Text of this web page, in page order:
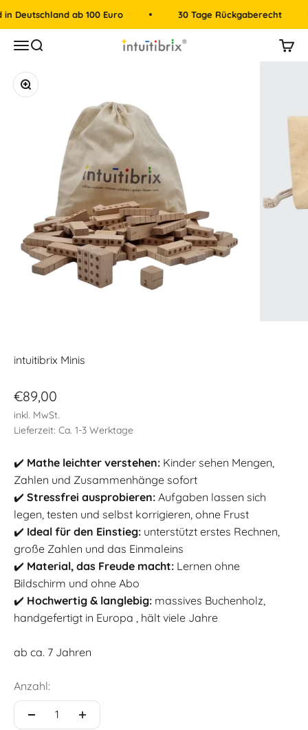
Zum Inhalt springen
ab 100 Euro 30 Tage Rückgaberecht
MenüSuche intuitibrix.ch | Spielend Mathe lernen
Mein
Bild vergrößern
intuitibrix Minis
Angebot
€89,00
inkl. MwSt.
Lieferzeit: Ca. 1-3 Werktage
✔️ Mathe leichter verstehen: Kinder sehen Mengen,
Zahlen und Zusammenhänge sofort
✔️ Stressfrei ausprobieren: Aufgaben lassen sich
legen, testen und selbst korrigieren, ohne Frust
✔️ Ideal für den Einstieg: unterstützt erstes Rechnen,
große Zahlen und das Einmaleins
✔️ Material, das Freude macht: Lernen ohne
Bildschirm und ohne Abo
✔️ Hochwertig & langlebig: massives Buchenholz,
handgefertigt in Europa , hält viele Jahre
ab ca. 7 Jahren
Anzahl: